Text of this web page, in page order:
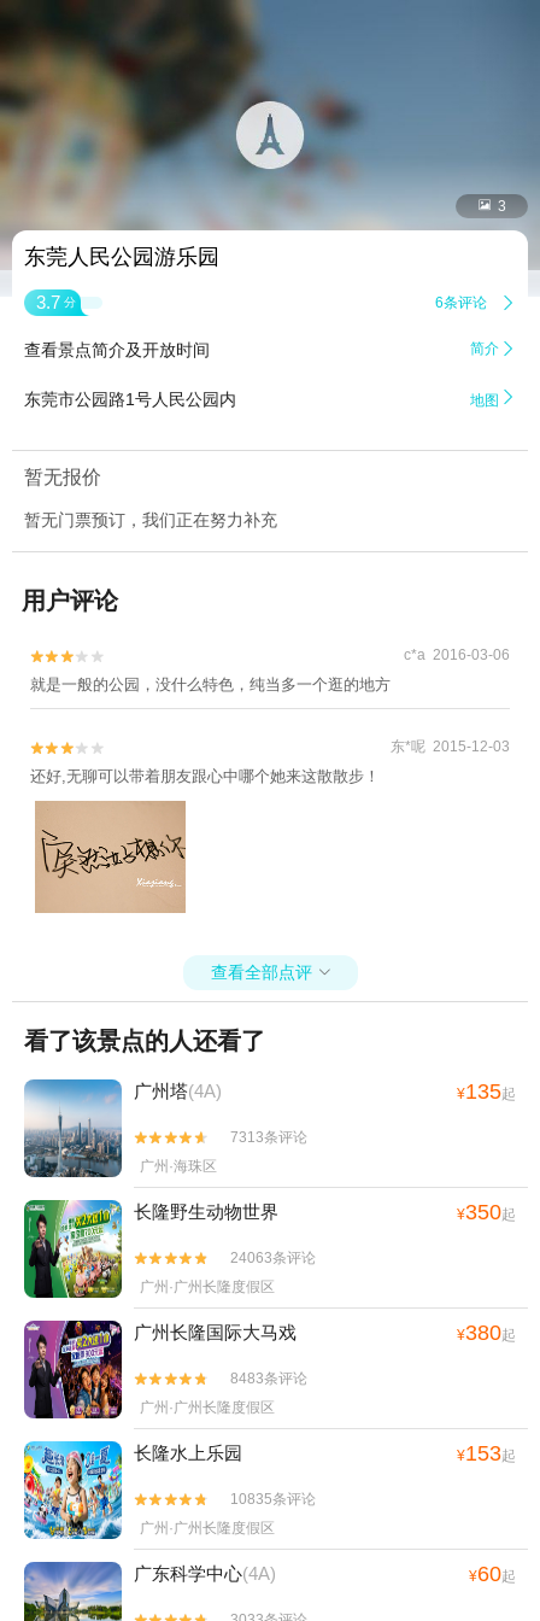
 3
东莞人民公园游乐园
3.7 分 6条评论 
查看景点简介及开放时间 简介 
东莞市公园路1号人民公园内 地图 
暂无报价
暂无门票预订，我们正在努力补充
用户评论

 c*a 2016-03-06
就是一般的公园，没什么特色，纯当多一个逛的地方

 东*呢 2015-12-03
还好,无聊可以带着朋友跟心中哪个她来这散散步！
查看全部点评 
看了该景点的人还看了
广州塔(4A) ¥135起


7313条评论
广州·海珠区
长隆野生动物世界 ¥350起


24063条评论
广州·广州长隆度假区
广州长隆国际大马戏 ¥380起


8483条评论
广州·广州长隆度假区
长隆水上乐园 ¥153起


10835条评论
广州·广州长隆度假区
广东科学中心(4A) ¥60起